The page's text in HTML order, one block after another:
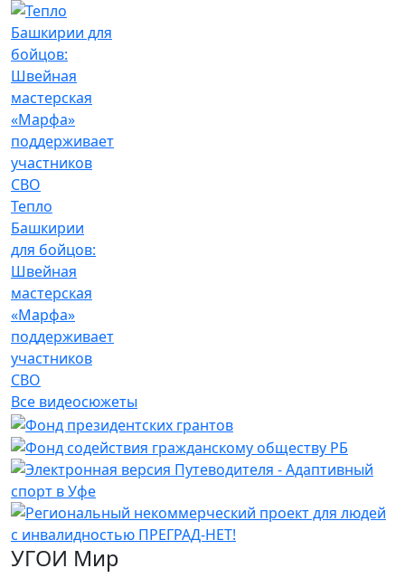
Тепло
Башкирии
для бойцов:
Швейная
мастерская
«Марфа»
поддерживает
участников
СВО
Все видеосюжеты
УГОИ Мир